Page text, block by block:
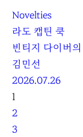
Novelties
라도 캡틴 쿡
빈티지 다이버
김민선
2026.07.26
처
음
으
뒤
로
1
2
3